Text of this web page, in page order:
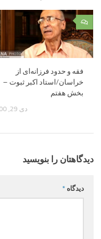
۰
فقه و حدود فرزانه‌اى از
خراسان/استاد اکبر ثبوت –
بخش هفتم
دی 29, 1400
دیدگاهتان را بنویسید
دیدگاه *